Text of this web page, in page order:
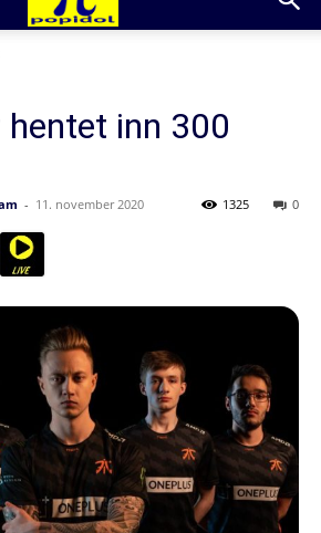
hentet inn 300
- 11. november 2020 0
1325